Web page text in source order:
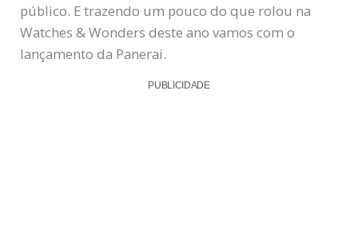
público. E trazendo um pouco do que rolou na
Watches & Wonders deste ano vamos com o
lançamento da Panerai.
PUBLICIDADE